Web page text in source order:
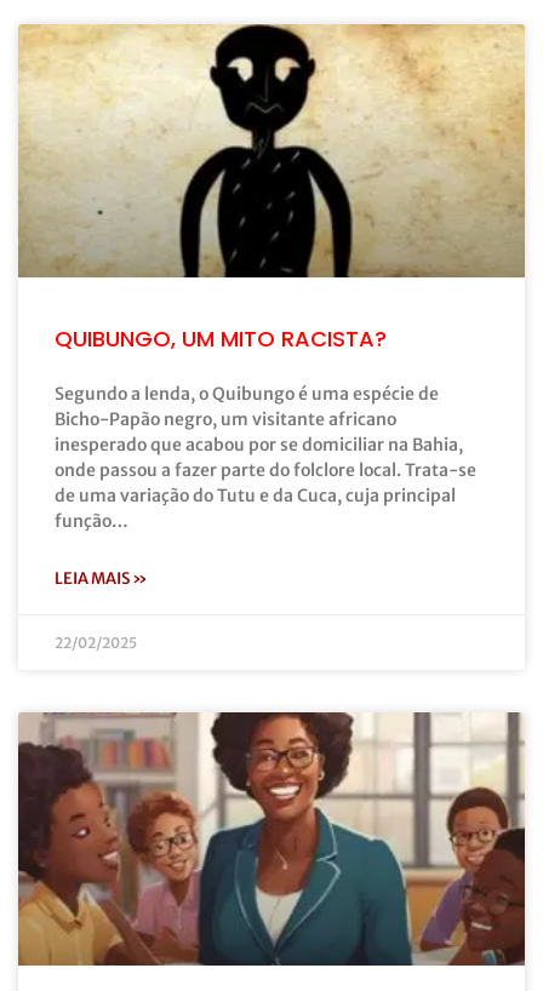
QUIBUNGO, UM MITO RACISTA?
Segundo a lenda, o Quibungo é uma espécie de
Bicho-Papão negro, um visitante africano
inesperado que acabou por se domiciliar na Bahia,
onde passou a fazer parte do folclore local. Trata-se
de uma variação do Tutu e da Cuca, cuja principal
função…
LEIA MAIS »
22/02/2025